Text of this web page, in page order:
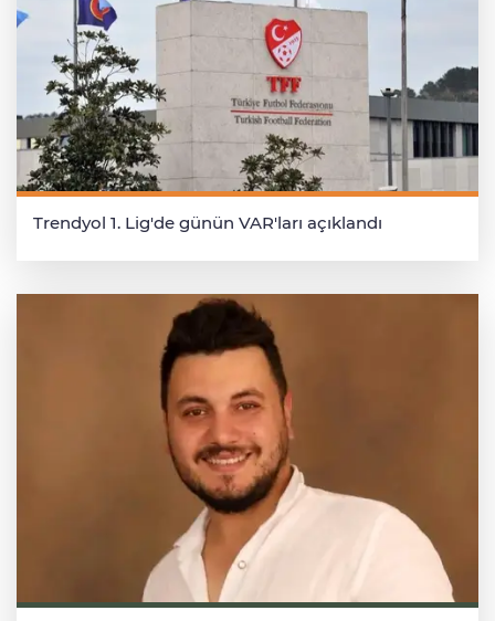
Trendyol 1. Lig'de günün VAR'ları açıklandı